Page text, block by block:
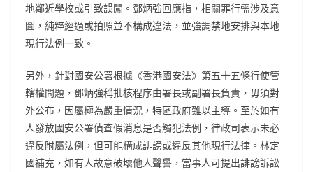
地鄰近學校或引致誤闖。鄧炳強回應指，相關罪行需涉及意
圖，純粹經過或拍照並不構成違法，並強調禁地安排與本地
現行法例一致。
另外，針對國安公署根據《香港國安法》第五十五條行使管
轄權問題，鄧炳強稱批核程序由署長或副署長負責，毋須對
外公布，因屬極為嚴重情況，特區政府難以主導。至於如有
人發放國安公署偵查假消息是否觸犯法例，律政司表示未必
違反附屬法例，但可能構成誹謗或違反其他現行法律。林定
國補充，如有人故意破壞他人聲譽，當事人可提出誹謗訴訟